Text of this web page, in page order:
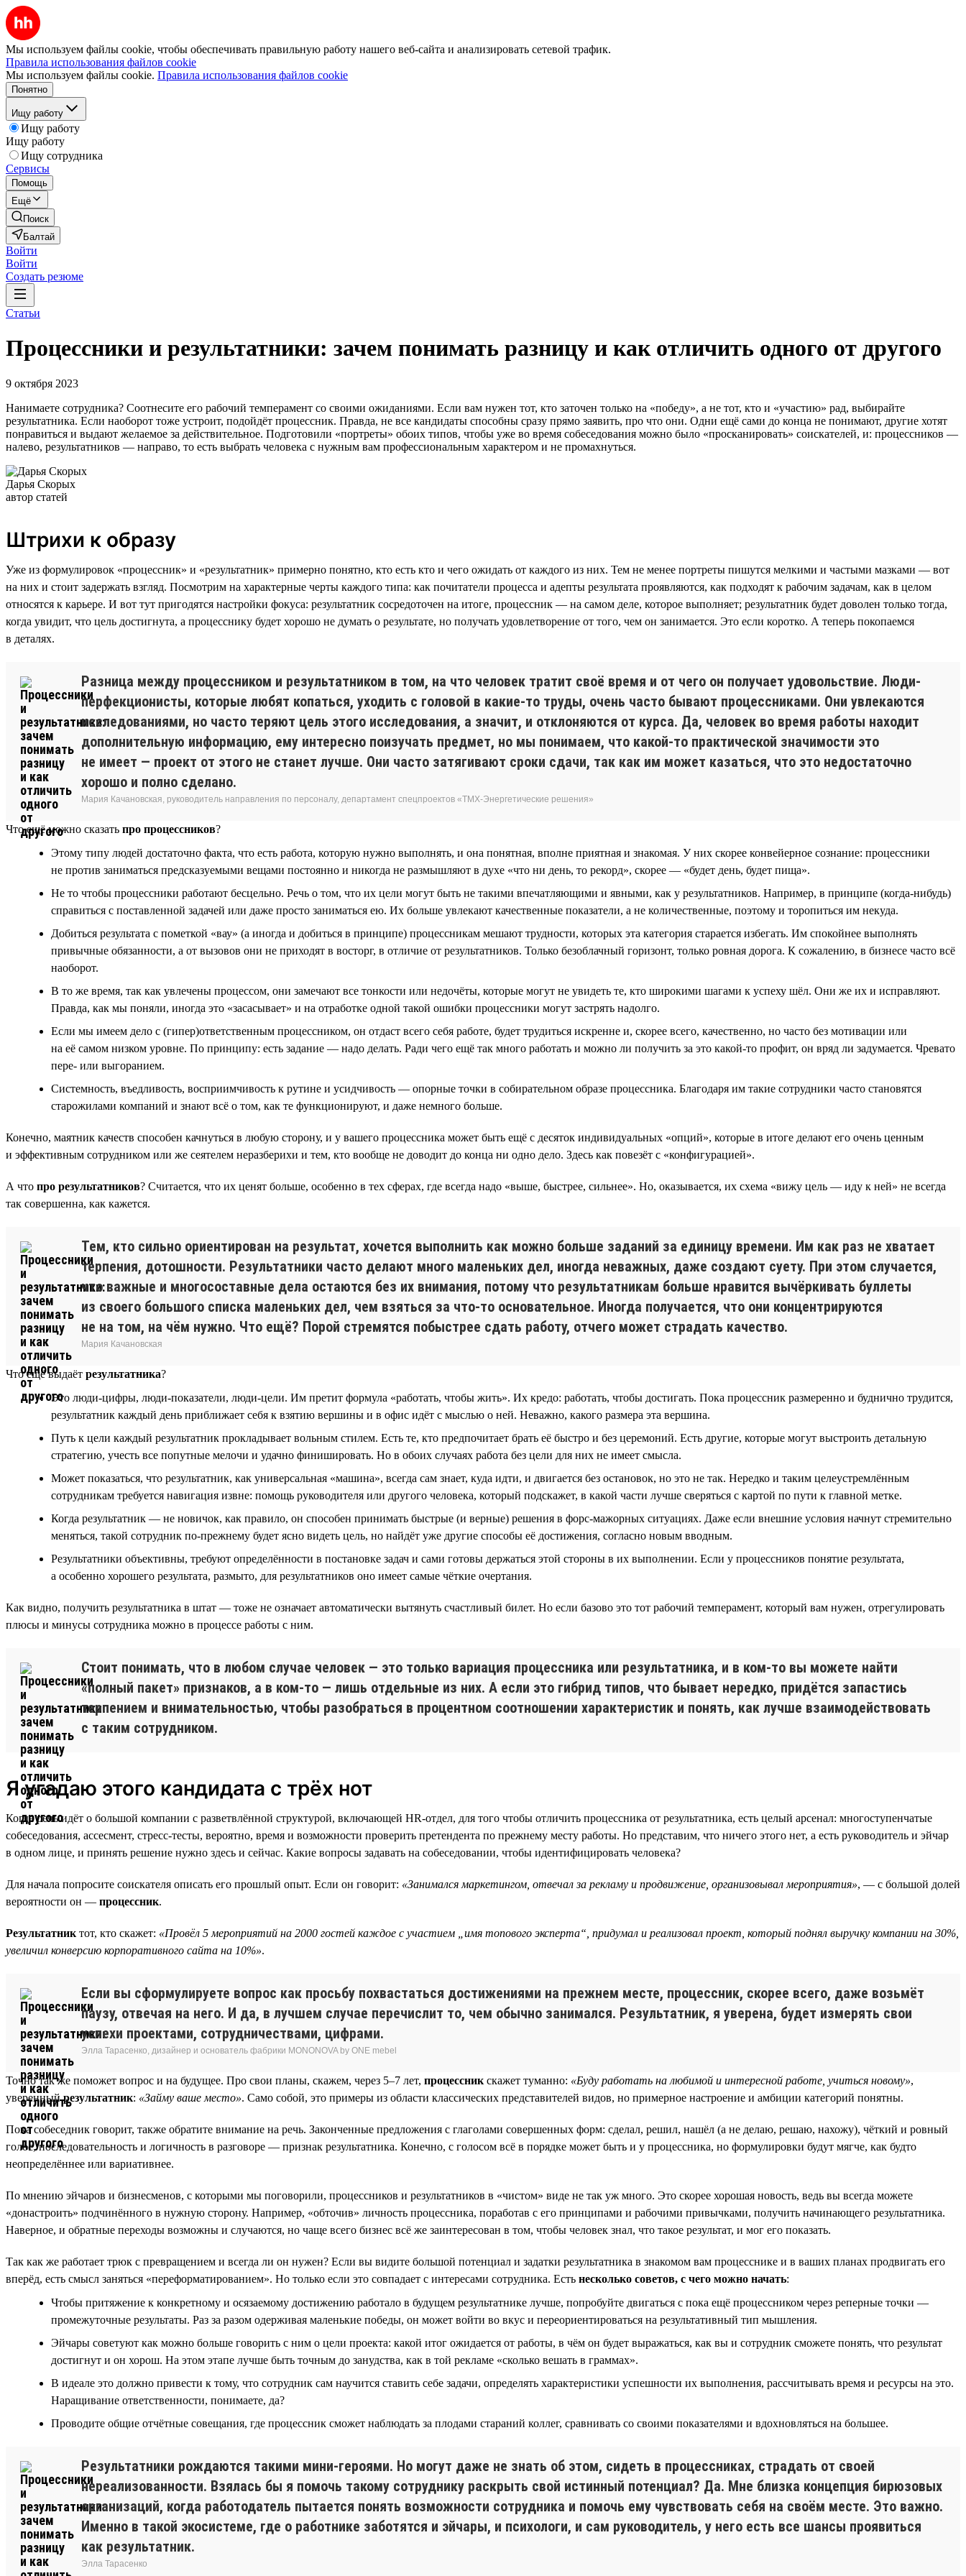
Мы используем файлы cookie, чтобы обеспечивать правильную работу нашего веб-сайта и анализировать сетевой трафик.
Правила использования файлов cookie
Мы используем файлы cookie. Правила использования файлов cookie
Понятно
Ищу работу
Ищу работу
Ищу работу
Ищу сотрудника
Сервисы
Помощь
Ещё
Поиск
Балтай
Войти
Войти
Создать резюме
Статьи
Процессники и результатники: зачем понимать разницу и как отличить одного от другого
9 октября 2023
Нанимаете сотрудника? Соотнесите его рабочий темперамент со своими ожиданиями. Если вам нужен тот, кто заточен только на «победу», а не тот, кто и «участию» рад, выбирайте
результатника. Если наоборот тоже устроит, подойдёт процессник. Правда, не все кандидаты способны сразу прямо заявить, про что они. Одни ещё сами до конца не понимают, другие хотят
понравиться и выдают желаемое за действительное. Подготовили «портреты» обоих типов, чтобы уже во время собеседования можно было «просканировать» соискателей, и: процессников —
налево, результатников — направо, то есть выбрать человека с нужным вам профессиональным характером и не промахнуться.
Дарья Скорых
автор статей
Штрихи к образу
Уже из формулировок «процессник» и «результатник» примерно понятно, кто есть кто и чего ожидать от каждого из них. Тем не менее портреты пишутся мелкими и частыми мазками — вот
на них и стоит задержать взгляд. Посмотрим на характерные черты каждого типа: как почитатели процесса и адепты результата проявляются, как подходят к рабочим задачам, как в целом
относятся к карьере. И вот тут пригодятся настройки фокуса: результатник сосредоточен на итоге, процессник — на самом деле, которое выполняет; результатник будет доволен только тогда,
когда увидит, что цель достигнута, а процесснику будет хорошо не думать о результате, но получать удовлетворение от того, чем он занимается. Это если коротко. А теперь покопаемся
в деталях.
Разница между процессником и результатником в том, на что человек тратит своё время и от чего он получает удовольствие. Люди-
перфекционисты, которые любят копаться, уходить с головой в какие-то труды, очень часто бывают процессниками. Они увлекаются
исследованиями, но часто теряют цель этого исследования, а значит, и отклоняются от курса. Да, человек во время работы находит
дополнительную информацию, ему интересно поизучать предмет, но мы понимаем, что какой-то практической значимости это
не имеет — проект от этого не станет лучше. Они часто затягивают сроки сдачи, так как им может казаться, что это недостаточно
хорошо и полно сделано.
Мария Качановская, руководитель направления по персоналу, департамент спецпроектов «ТМХ-Энергетические решения»
Что ещё можно сказать про процессников?
Этому типу людей достаточно факта, что есть работа, которую нужно выполнять, и она понятная, вполне приятная и знакомая. У них скорее конвейерное сознание: процессники
не против заниматься предсказуемыми вещами постоянно и никогда не размышляют в духе «что ни день, то рекорд», скорее — «будет день, будет пища».
Не то чтобы процессники работают бесцельно. Речь о том, что их цели могут быть не такими впечатляющими и явными, как у результатников. Например, в принципе (когда-нибудь)
справиться с поставленной задачей или даже просто заниматься ею. Их больше увлекают качественные показатели, а не количественные, поэтому и торопиться им некуда.
Добиться результата с пометкой «вау» (а иногда и добиться в принципе) процессникам мешают трудности, которых эта категория старается избегать. Им спокойнее выполнять
привычные обязанности, а от вызовов они не приходят в восторг, в отличие от результатников. Только безоблачный горизонт, только ровная дорога. К сожалению, в бизнесе часто всё
наоборот.
В то же время, так как увлечены процессом, они замечают все тонкости или недочёты, которые могут не увидеть те, кто широкими шагами к успеху шёл. Они же их и исправляют.
Правда, как мы поняли, иногда это «засасывает» и на отработке одной такой ошибки процессники могут застрять надолго.
Если мы имеем дело с (гипер)ответственным процессником, он отдаст всего себя работе, будет трудиться искренне и, скорее всего, качественно, но часто без мотивации или
на её самом низком уровне. По принципу: есть задание — надо делать. Ради чего ещё так много работать и можно ли получить за это какой-то профит, он вряд ли задумается. Чревато
пере- или выгоранием.
Системность, въедливость, восприимчивость к рутине и усидчивость — опорные точки в собирательном образе процессника. Благодаря им такие сотрудники часто становятся
старожилами компаний и знают всё о том, как те функционируют, и даже немного больше.
Конечно, маятник качеств способен качнуться в любую сторону, и у вашего процессника может быть ещё с десяток индивидуальных «опций», которые в итоге делают его очень ценным
и эффективным сотрудником или же сеятелем неразберихи и тем, кто вообще не доводит до конца ни одно дело. Здесь как повезёт с «конфигурацией».
А что про результатников? Считается, что их ценят больше, особенно в тех сферах, где всегда надо «выше, быстрее, сильнее». Но, оказывается, их схема «вижу цель — иду к ней» не всегда
так совершенна, как кажется.
Тем, кто сильно ориентирован на результат, хочется выполнить как можно больше заданий за единицу времени. Им как раз не хватает
терпения, дотошности. Результатники часто делают много маленьких дел, иногда неважных, даже создают суету. При этом случается,
что важные и многосоставные дела остаются без их внимания, потому что результатникам больше нравится вычёркивать буллеты
из своего большого списка маленьких дел, чем взяться за что-то основательное. Иногда получается, что они концентрируются
не на том, на чём нужно. Что ещё? Порой стремятся побыстрее сдать работу, отчего может страдать качество.
Мария Качановская
Что ещё выдаёт результатника?
Это люди-цифры, люди-показатели, люди-цели. Им претит формула «работать, чтобы жить». Их кредо: работать, чтобы достигать. Пока процессник размеренно и буднично трудится,
результатник каждый день приближает себя к взятию вершины и в офис идёт с мыслью о ней. Неважно, какого размера эта вершина.
Путь к цели каждый результатник прокладывает вольным стилем. Есть те, кто предпочитает брать её быстро и без церемоний. Есть другие, которые могут выстроить детальную
стратегию, учесть все попутные мелочи и удачно финишировать. Но в обоих случаях работа без цели для них не имеет смысла.
Может показаться, что результатник, как универсальная «машина», всегда сам знает, куда идти, и двигается без остановок, но это не так. Нередко и таким целеустремлённым
сотрудникам требуется навигация извне: помощь руководителя или другого человека, который подскажет, в какой части лучше сверяться с картой по пути к главной метке.
Когда результатник — не новичок, как правило, он способен принимать быстрые (и верные) решения в форс-мажорных ситуациях. Даже если внешние условия начнут стремительно
меняться, такой сотрудник по-прежнему будет ясно видеть цель, но найдёт уже другие способы её достижения, согласно новым вводным.
Результатники объективны, требуют определённости в постановке задач и сами готовы держаться этой стороны в их выполнении. Если у процессников понятие результата,
а особенно хорошего результата, размыто, для результатников оно имеет самые чёткие очертания.
Как видно, получить результатника в штат — тоже не означает автоматически вытянуть счастливый билет. Но если базово это тот рабочий темперамент, который вам нужен, отрегулировать
плюсы и минусы сотрудника можно в процессе работы с ним.
Стоит понимать, что в любом случае человек — это только вариация процессника или результатника, и в ком-то вы можете найти
«полный пакет» признаков, а в ком-то — лишь отдельные из них. А если это гибрид типов, что бывает нередко, придётся запастись
терпением и внимательностью, чтобы разобраться в процентном соотношении характеристик и понять, как лучше взаимодействовать
с таким сотрудником.
Я угадаю этого кандидата с трёх нот
Когда речь идёт о большой компании с разветвлённой структурой, включающей HR-отдел, для того чтобы отличить процессника от результатника, есть целый арсенал: многоступенчатые
собеседования, ассесмент, стресс-тесты, вероятно, время и возможности проверить претендента по прежнему месту работы. Но представим, что ничего этого нет, а есть руководитель и эйчар
в одном лице, и принять решение нужно здесь и сейчас. Какие вопросы задавать на собеседовании, чтобы идентифицировать человека?
Для начала попросите соискателя описать его прошлый опыт. Если он говорит: «Занимался маркетингом, отвечал за рекламу и продвижение, организовывал мероприятия», — с большой долей
вероятности он — процессник.
Результатник тот, кто скажет: «Провёл 5 мероприятий на 2000 гостей каждое с участием „имя топового эксперта“, придумал и реализовал проект, который поднял выручку компании на 30%,
увеличил конверсию корпоративного сайта на 10%».
Если вы сформулируете вопрос как просьбу похвастаться достижениями на прежнем месте, процессник, скорее всего, даже возьмёт
паузу, отвечая на него. И да, в лучшем случае перечислит то, чем обычно занимался. Результатник, я уверена, будет измерять свои
успехи проектами, сотрудничествами, цифрами.
Элла Тарасенко, дизайнер и основатель фабрики MONONOVA by ONE mebel
Точно так же поможет вопрос и на будущее. Про свои планы, скажем, через 5–7 лет, процессник скажет туманно: «Буду работать на любимой и интересной работе, учиться новому»,
уверенныйрезультатник: «Займу ваше место». Само собой, это примеры из области классических представителей видов, но примерное настроение и амбиции категорий понятны.
Пока собеседник говорит, также обратите внимание на речь. Законченные предложения с глаголами совершенных форм: сделал, решил, нашёл (а не делаю, решаю, нахожу), чёткий и ровный
голос, последовательность и логичность в разговоре — признак результатника. Конечно, с голосом всё в порядке может быть и у процессника, но формулировки будут мягче, как будто
неопределённее или вариативнее.
По мнению эйчаров и бизнесменов, с которыми мы поговорили, процессников и результатников в «чистом» виде не так уж много. Это скорее хорошая новость, ведь вы всегда можете
«донастроить» подчинённого в нужную сторону. Например, «обточив» личность процессника, поработав с его принципами и рабочими привычками, получить начинающего результатника.
Наверное, и обратные переходы возможны и случаются, но чаще всего бизнес всё же заинтересован в том, чтобы человек знал, что такое результат, и мог его показать.
Так как же работает трюк с превращением и всегда ли он нужен? Если вы видите большой потенциал и задатки результатника в знакомом вам процесснике и в ваших планах продвигать его
вперёд, есть смысл заняться «переформатированием». Но только если это совпадает с интересами сотрудника. Есть несколько советов, с чего можно начать:
Чтобы притяжение к конкретному и осязаемому достижению работало в будущем результатнике лучше, попробуйте двигаться с пока ещё процессником через реперные точки —
промежуточные результаты. Раз за разом одерживая маленькие победы, он может войти во вкус и переориентироваться на результативный тип мышления.
Эйчары советуют как можно больше говорить с ним о цели проекта: какой итог ожидается от работы, в чём он будет выражаться, как вы и сотрудник сможете понять, что результат
достигнут и он хорош. На этом этапе лучше быть точным до занудства, как в той рекламе «сколько вешать в граммах».
В идеале это должно привести к тому, что сотрудник сам научится ставить себе задачи, определять характеристики успешности их выполнения, рассчитывать время и ресурсы на это.
Наращивание ответственности, понимаете, да?
Проводите общие отчётные совещания, где процессник сможет наблюдать за плодами стараний коллег, сравнивать со своими показателями и вдохновляться на большее.
Результатники рождаются такими мини-героями. Но могут даже не знать об этом, сидеть в процессниках, страдать от своей
нереализованности. Взялась бы я помочь такому сотруднику раскрыть свой истинный потенциал? Да. Мне близка концепция бирюзовых
организаций, когда работодатель пытается понять возможности сотрудника и помочь ему чувствовать себя на своём месте. Это важно.
Именно в такой экосистеме, где о работнике заботятся и эйчары, и психологи, и сам руководитель, у него есть все шансы проявиться
как результатник.
Элла Тарасенко